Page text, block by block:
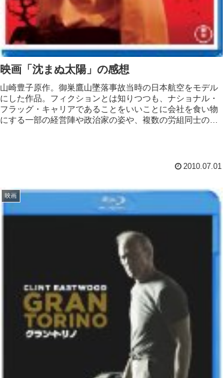
映画「沈まぬ太陽」の感想
山崎豊子原作。御巣鷹山墜落事故当時の日本航空をモデル
にした作品。フィクションとは知りつつも、ナショナル・
フラッグ・キャリアであることをいいことに会社を食い物
にする一部の経営陣や政治家の姿や、複数の労組同士の対
2010.07.01
映画